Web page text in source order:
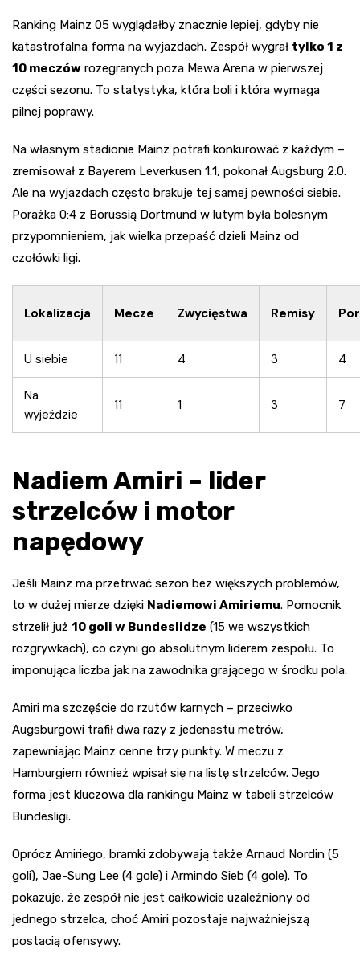
Ranking Mainz 05 wyglądałby znacznie lepiej, gdyby nie
katastrofalna forma na wyjazdach. Zespół wygrał tylko 1 z
10 meczów rozegranych poza Mewa Arena w pierwszej
części sezonu. To statystyka, która boli i która wymaga
pilnej poprawy.
Na własnym stadionie Mainz potrafi konkurować z każdym –
zremisował z Bayerem Leverkusen 1:1, pokonał Augsburg 2:0.
Ale na wyjazdach często brakuje tej samej pewności siebie.
Porażka 0:4 z Borussią Dortmund w lutym była bolesnym
przypomnieniem, jak wielka przepaść dzieli Mainz od
czołówki ligi.
Lokalizacja Mecze Zwycięstwa Remisy
U siebie 11 4 3 4
Na
wyjeździe
11 1 3 7
Nadiem Amiri – lider
strzelców i motor
napędowy
Jeśli Mainz ma przetrwać sezon bez większych problemów,
to w dużej mierze dzięki Nadiemowi Amiriemu. Pomocnik
strzelił już 10 goli w Bundeslidze (15 we wszystkich
rozgrywkach), co czyni go absolutnym liderem zespołu. To
imponująca liczba jak na zawodnika grającego w środku pola.
Amiri ma szczęście do rzutów karnych – przeciwko
Augsburgowi trafił dwa razy z jedenastu metrów,
zapewniając Mainz cenne trzy punkty. W meczu z
Hamburgiem również wpisał się na listę strzelców. Jego
forma jest kluczowa dla rankingu Mainz w tabeli strzelców
Bundesligi.
Oprócz Amiriego, bramki zdobywają także Arnaud Nordin (5
goli), Jae-Sung Lee (4 gole) i Armindo Sieb (4 gole). To
pokazuje, że zespół nie jest całkowicie uzależniony od
jednego strzelca, choć Amiri pozostaje najważniejszą
postacią ofensywy.